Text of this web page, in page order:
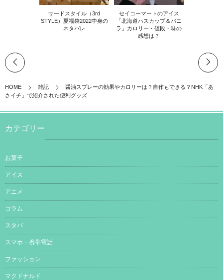
サードスタイル（3rd
STYLE）夏福袋2022中身の
ネタバレ
セイコーマートのアイス
「北海道ハスカップ＆バニ
ラ」カロリー・値段・味の
感想は？
HOME 雑記
醤油スプレーの効果やカロリーは？自作もできる？NHK「あ
さイチ」で紹介された便利グッズ
カテゴリー
お菓子
アイス
アニメ
コラム
スタバ
スマホ・携帯電話
ファッション
マクドナルド